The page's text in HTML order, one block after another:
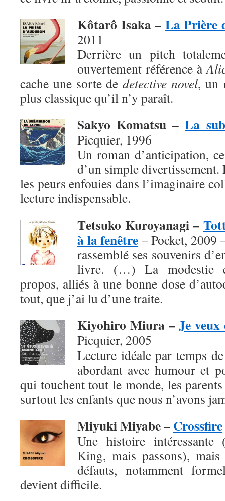
Kôtarô Isaka – La Prière
2011
Derrière un pitch
ouvertement référence à
cache une sorte dedetective novel, un
plus classique qu’il n’y paraît.
Sakyo Komatsu –La
Picquier, 1996
Un roman d’anticipation,
d’un simple
les peurs enfouies dans l’imaginaire
lecture indispensable.
Tetsuko Kuroyanagi –
à la fenêtre – Pocket, 2009
rassemblé ses souvenirs
livre. (…) La modestie
propos, alliés à une bonne dose
tout, que j’ai lu d’une traite.
Kiyohiro Miura –Je
Picquier, 2005
Lecture idéale par temps
abordant avec humour et
qui touchent tout le monde, les
surtout les enfants que nous n’avons
Miyuki Miyabe –Crossfire
Une histoire intéressante
King, mais passons),
défauts, notamment
devient difficile.